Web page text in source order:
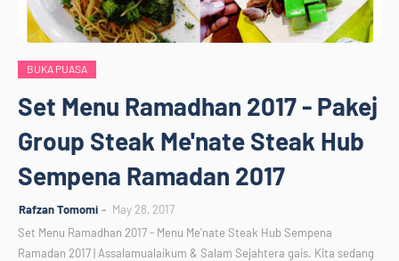
BUKA PUASA
Set Menu Ramadhan 2017 - Pakej
Group Steak Me'nate Steak Hub
Sempena Ramadan 2017
Rafzan Tomomi
May 28, 2017
Set Menu Ramadhan 2017 - Menu Me'nate Steak Hub Sempena
Ramadan 2017 | Assalamualaikum & Salam Sejahtera gais. Kita sedang